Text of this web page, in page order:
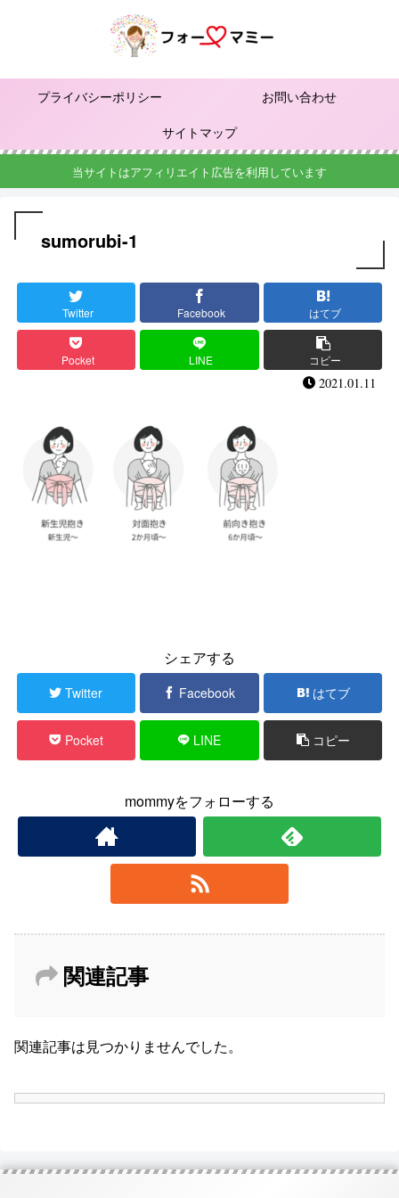
プライバシーポリシー
お問い合わせ
サイトマップ
当サイトはアフィリエイト広告を利用しています
sumorubi-1
Twitter Facebook はてブ
Pocket LINE コピー
2021.01.11
シェアする
Twitter Facebook はてブ
Pocket LINE コピー
mommyをフォローする
関連記事
関連記事は見つかりませんでした。